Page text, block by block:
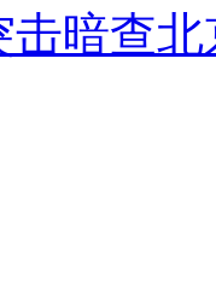
一青年最
皮肤呈现
8mm的肝
中国疾控中
属于中国
暗查